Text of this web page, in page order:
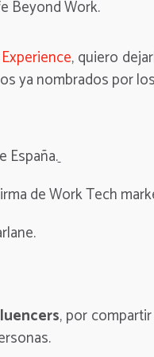
Beyond Work.
, quiero
ya nombrados por
España.
de Work Tech
, por